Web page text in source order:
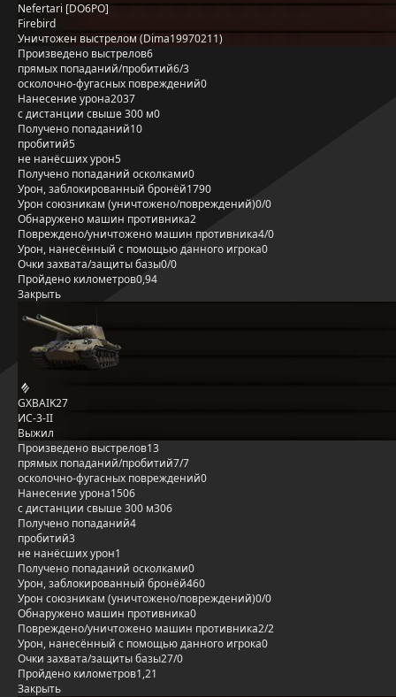
Nefertari [DO6PO]
Firebird
Уничтожен выстрелом (Dima19970211)
Произведено выстрелов6
прямых попаданий/пробитий6/3
осколочно-фугасных повреждений0
Нанесение урона2037
с дистанции свыше 300 м0
Получено попаданий10
пробитий5
не нанёсших урон5
Получено попаданий осколками0
Урон, заблокированный бронёй1790
Урон союзникам (уничтожено/повреждений)0/0
Обнаружено машин противника2
Повреждено/уничтожено машин противника4/0
Урон, нанесённый с помощью данного игрока0
Очки захвата/защиты базы0/0
Пройдено километров0,94
Закрыть
GXBAIK27
ИС-3-II
Выжил
Произведено выстрелов13
прямых попаданий/пробитий7/7
осколочно-фугасных повреждений0
Нанесение урона1506
с дистанции свыше 300 м306
Получено попаданий4
пробитий3
не нанёсших урон1
Получено попаданий осколками0
Урон, заблокированный бронёй460
Урон союзникам (уничтожено/повреждений)0/0
Обнаружено машин противника0
Повреждено/уничтожено машин противника2/2
Урон, нанесённый с помощью данного игрока0
Очки захвата/защиты базы27/0
Пройдено километров1,21
Закрыть